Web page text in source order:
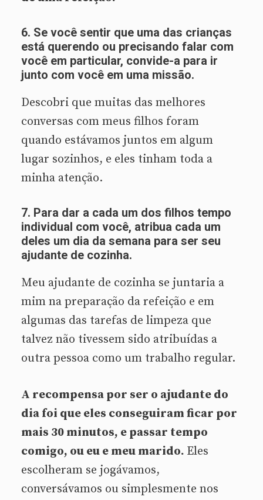
6. Se você sentir que uma das crianças
está querendo ou precisando falar com
você em particular, convide-a para ir
junto com você em uma missão.
Descobri que muitas das melhores
conversas com meus filhos foram
quando estávamos juntos em algum
lugar sozinhos, e eles tinham toda a
minha atenção.
7. Para dar a cada um dos filhos tempo
individual com você, atribua cada um
deles um dia da semana para ser seu
ajudante de cozinha.
Meu ajudante de cozinha se juntaria a
mim na preparação da refeição e em
algumas das tarefas de limpeza que
talvez não tivessem sido atribuídas a
outra pessoa como um trabalho regular.
A recompensa por ser o ajudante do
dia foi que eles conseguiram ficar por
mais 30 minutos, e passar tempo
comigo, ou eu e meu marido. Eles
escolheram se jogávamos,
conversávamos ou simplesmente nos